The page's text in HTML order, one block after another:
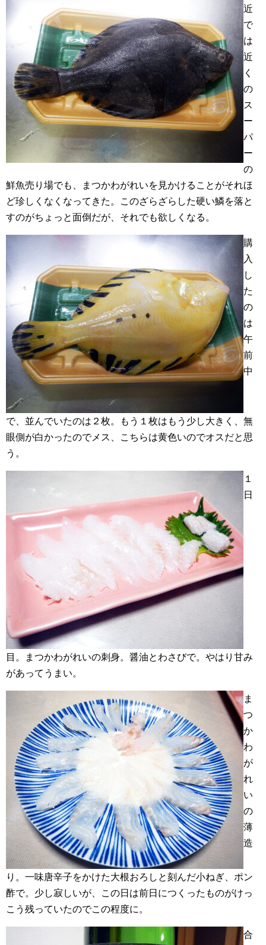
近
で
は
近
く
の
ス
ー
パ
ー
の
鮮魚売り場でも、まつかわがれいを見かけることがそれほ
ど珍しくなくなってきた。このざらざらした硬い鱗を落と
すのがちょっと面倒だが、それでも欲しくなる。
購
入
し
た
の
は
午
前
中
で、並んでいたのは２枚。もう１枚はもう少し大きく、無
眼側が白かったのでメス、こちらは黄色いのでオスだと思
う。
１
日
目。まつかわがれいの刺身。醤油とわさびで。やはり甘み
があってうまい。
ま
つ
か
わ
が
れ
い
の
薄
造
り。一味唐辛子をかけた大根おろしと刻んだ小ねぎ、ポン
酢で。少し寂しいが、この日は前日につくったものがけっ
こう残っていたのでこの程度に。
合